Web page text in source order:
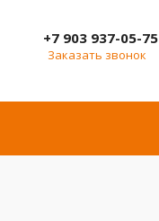
+7 903 937-05-75
Заказать звонок